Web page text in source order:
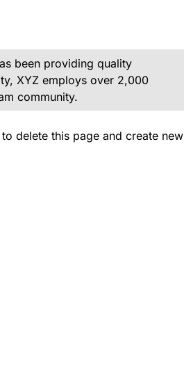
been providing quality
XYZ employs over 2,000
community.
to delete this page and create new